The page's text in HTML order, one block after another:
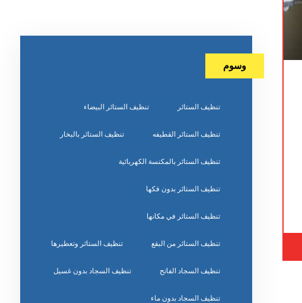
وسوم
تنظيف الستائر تنظيف الستائر البيضاء
تنظيف الستائر القطيفه تنظيف الستائر بالبخار
تنظيف الستائر بالمكنسة الكهربائية
تنظيف الستائر بدون فكها
تنظيف الستائر في مكانها
تنظيف الستائر من البقع تنظيف الستائر وتعطيرها
تنظيف السجاد الفاتح تنظيف السجاد بدون غسيل
تنظيف السجاد بدون ماء